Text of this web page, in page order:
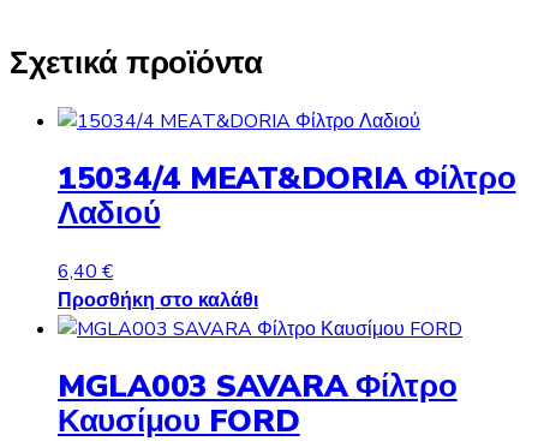
Σχετικά προϊόντα
15034/4 MEAT&DORIA Φίλτρο
Λαδιού
6,40 €
Προσθήκη στο καλάθι
MGLA003 SAVARA Φίλτρο
Καυσίμου FORD